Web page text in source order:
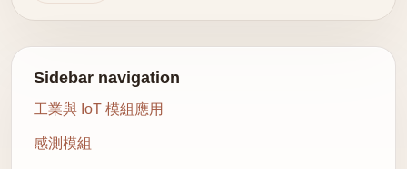
Sidebar navigation
工業與 IoT 模組應用
感測模組